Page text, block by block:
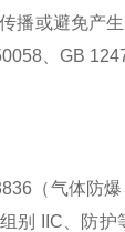
播或避免产
、GB
（气体防
别 IIC、防